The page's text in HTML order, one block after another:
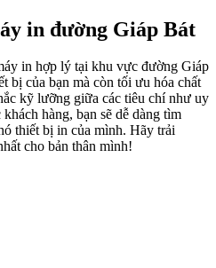
in đường Giáp Bát
in hợp lý tại khu vực đường Giáp
bị của bạn mà còn tối ưu hóa chất
kỹ lưỡng giữa các tiêu chí như uy
hàng, bạn sẽ dễ dàng tìm
thiết bị in của mình. Hãy trải
cho bản thân mình!